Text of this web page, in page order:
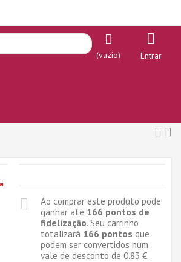
(vazio) Entrar
Ao comprar este produto pode
ganhar até 166 pontos de
fidelização. Seu carrinho
totalizará 166 pontos que
podem ser convertidos num
vale de desconto de 0,83 €.